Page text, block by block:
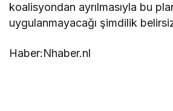
koalisyondan ayrılmasıyla bu
uygulanmayacağı şimdilik
Haber:Nhaber.nl